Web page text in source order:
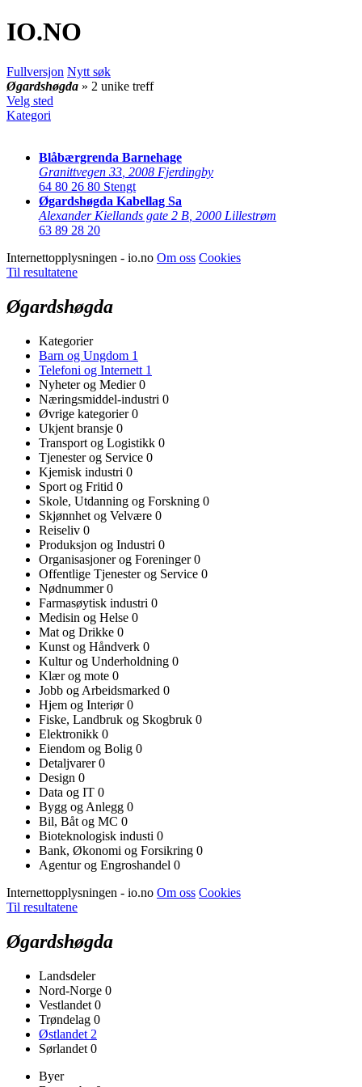
IO.NO
Fullversjon Nytt søk
Øgardshøgda » 2 unike treff
Velg sted
Kategori
Blåbærgrenda Barnehage
Granittvegen 33 2008 Fjerdingby
64 80 26 80 Stengt
Øgardshøgda Kabellag Sa
Alexander Kiellands gate 2 B 2000 Lillestrøm
63 89 28 20
Internettopplysningen - io.no Om oss Cookies
Til resultatene
Øgardshøgda
Kategorier
Barn og Ungdom 1
Telefoni og Internett 1
Nyheter og Medier0
Næringsmiddel-industri 0
Øvrige kategorier0
Ukjent bransje 0
Transport og Logistikk 0
Tjenester og Service 0
Kjemisk industri 0
Sport og Fritid 0
Skole, Utdanning og Forskning 0
Skjønnhet og Velvære 0
Reiseliv 0
Produksjon og Industri 0
Organisasjoner og Foreninger0
Offentlige Tjenester og Service 0
Nødnummer0
Farmasøytisk industri 0
Medisin og Helse 0
Mat og Drikke 0
Kunst og Håndverk 0
Kultur og Underholdning 0
Klær og mote 0
Jobb og Arbeidsmarked 0
Hjem og Interiør0
Fiske, Landbruk og Skogbruk 0
Elektronikk 0
Eiendom og Bolig 0
Detaljvarer0
Design 0
Data og IT 0
Bygg og Anlegg 0
Bil, Båt og MC 0
Bioteknologisk industi 0
Bank, Økonomi og Forsikring 0
Agentur og Engroshandel 0
Internettopplysningen - io.no Om oss Cookies
Til resultatene
Øgardshøgda
Landsdeler
Nord-Norge 0
Vestlandet 0
Trøndelag 0
Østlandet 2
Sørlandet 0
Byer